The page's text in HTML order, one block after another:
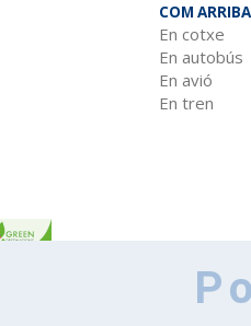
COM
En cotxe
En autobús
En avió
En tren